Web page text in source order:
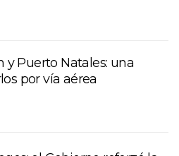
y Puerto Natales: una
por vía aérea